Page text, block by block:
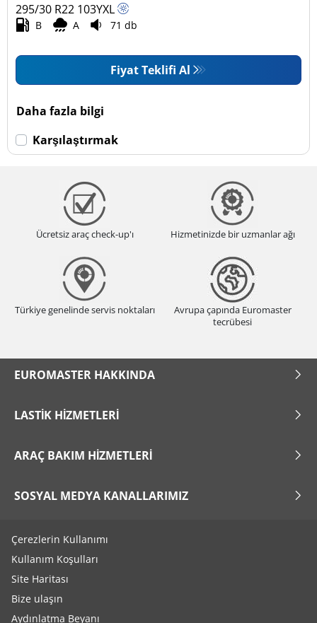
295/30 R22 103YXL
B A 71 db
Fiyat Teklifi Al
Daha fazla bilgi
Karşılaştırmak
Ücretsiz araç check-up'ı Hizmetinizde bir uzmanlar ağı
Türkiye genelinde servis noktaları
Avrupa çapında Euromaster
tecrübesi
EUROMASTER HAKKINDA
LASTIK HIZMETLERI
ARAÇ BAKIM HIZMETLERI
SOSYAL MEDYA KANALLARIMIZ
Çerezlerin Kullanımı
Kullanım Koşulları
Site Haritası
Bize ulaşın
Aydınlatma Beyanı